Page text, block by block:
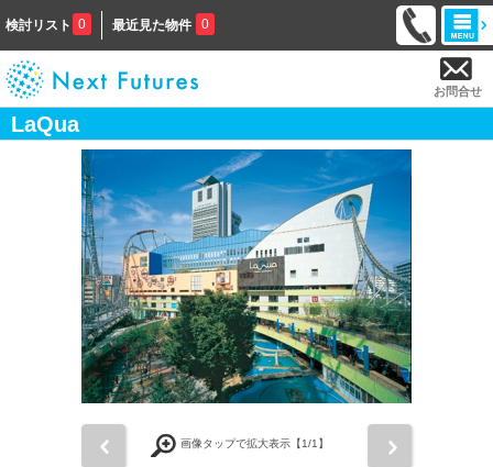
検討リスト 0 最近見た物件 0
お問合せ
LaQua
画像タップで拡大表示【1/1】